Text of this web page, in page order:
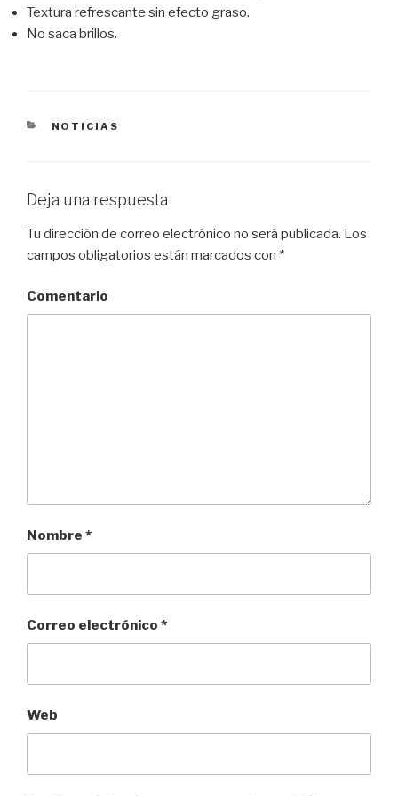
Textura refrescante sin efecto graso.
No saca brillos.
CATEGORÍAS
NOTICIAS
Deja una respuesta
Tu dirección de correo electrónico no será publicada. Los
campos obligatorios están marcados con *
Comentario
Nombre *
Correo electrónico *
Web